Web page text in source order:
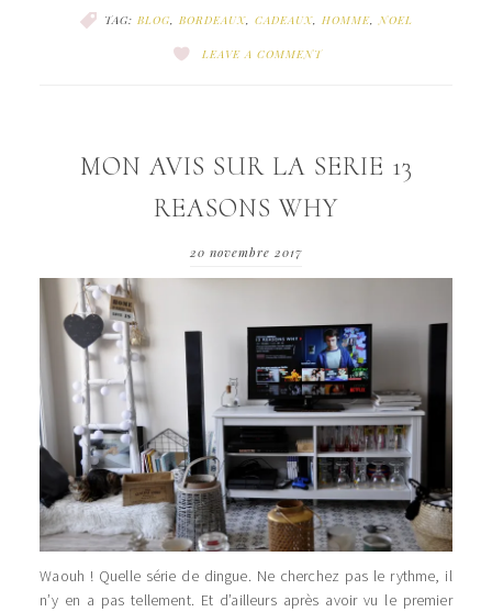
TAG: BLOG, BORDEAUX, CADEAUX, HOMME,NOEL
LEAVE A COMMENT
MON AVIS SUR LA SERIE 13
REASONS WHY
20 novembre 2017
Waouh ! Quelle série de dingue. Ne cherchez pas le rythme, il
n’y en a pas tellement. Et d’ailleurs après avoir vu le premier